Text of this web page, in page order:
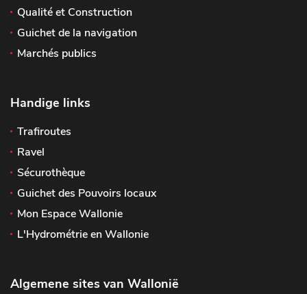
Qualité et Construction
Guichet de la navigation
Marchés publics
Handige links
Trafiroutes
Ravel
Sécurothèque
Guichet des Pouvoirs locaux
Mon Espace Wallonie
L'Hydrométrie en Wallonie
Algemene sites van Wallonië